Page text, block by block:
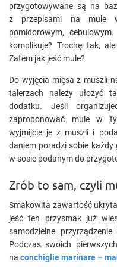
przygotowywane są na
z przepisami na mule
pomidorowym,
komplikuje? Trochę tak,
Zatem jak jeść mule?
Do wyjęcia mięsa z muszli
talerzach należy ułożyć
dodatku. Jeśli
zaproponować mule w
wyjmijcie je z muszli i
daniem poradzi sobie każdy
w sosie podanym do
Zrób to sam, czyli
Smakowita zawartość
jeść ten przysmak już
samodzielne
Podczas swoich
naconchiglie marinare –